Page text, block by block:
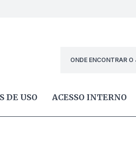
ONDE ENCONTRAR
DE USO ACESSO INTERNO